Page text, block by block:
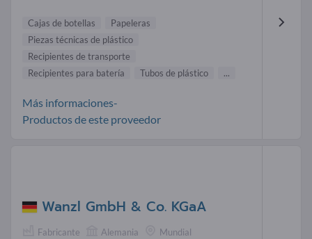
Cajas de botellas
Papeleras
Piezas técnicas de plástico
Recipientes de transporte
Recipientes para batería
Tubos de plástico ...
Más informaciones-
Productos de este proveedor
Wanzl GmbH & Co. KGaA
Fabricante Alemania Mundial